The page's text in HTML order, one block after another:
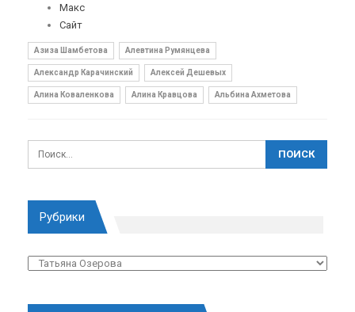
Макс
Сайт
Азиза Шамбетова Алевтина Румянцева
Александр Карачинский Алексей Дешевых
Алина Коваленкова Алина Кравцова Альбина Ахметова
Рубрики
Рубрики